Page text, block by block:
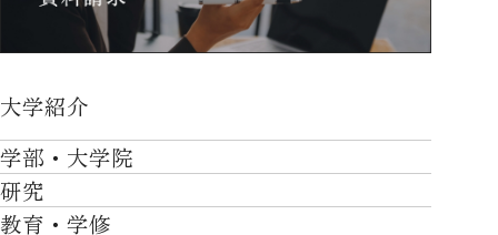
大学紹介
大学紹介TOP
OVER THE LIMIT
大学について
学部・大学院
学部・大学院TOP
研究
研究TOP
教育・学修